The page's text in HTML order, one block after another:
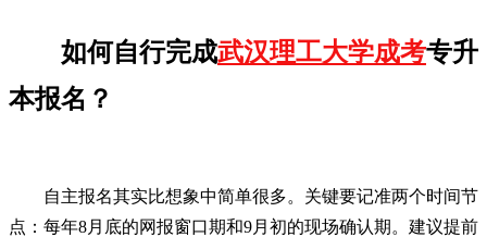
如何自行完成武汉理工大学成考专升
本报名？
自主报名其实比想象中简单很多。关键要记准两个时间节
点：每年8月底的网报窗口期和9月初的现场确认期。建议提前